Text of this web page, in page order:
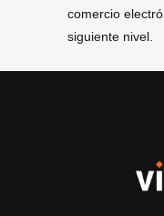
comercio
siguiente nivel.